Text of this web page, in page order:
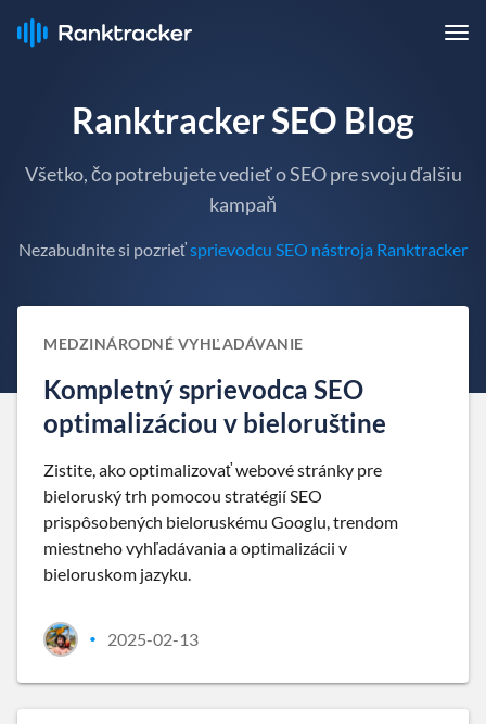
Ranktracker SEO Blog
Všetko, čo potrebujete vedieť o SEO pre svoju ďalšiu
kampaň
Nezabudnite si pozrieťsprievodcu SEO nástroja Ranktracker
MEDZINÁRODNÉ VYHĽADÁVANIE
Kompletný sprievodca SEO
optimalizáciou v bieloruštine
Zistite, ako optimalizovať webové stránky pre
bieloruský trh pomocou stratégií SEO
prispôsobených bieloruskému Googlu, trendom
miestneho vyhľadávania a optimalizácii v
bieloruskom jazyku.
• 2025-02-13